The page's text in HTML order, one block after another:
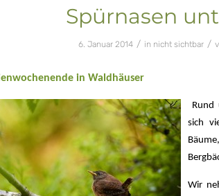
Spürnasen
6. Januar 2014 / in nicht sichtbar /
in Waldhäuser
Rund
sich
Wir